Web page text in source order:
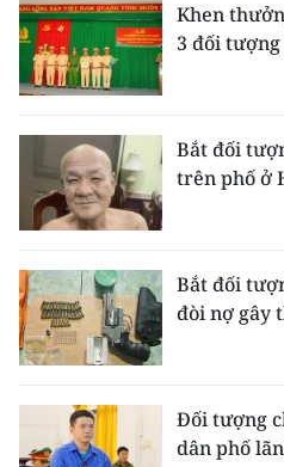
Bắc Trung Bộ
Duyên hải Nam Trung Bộ
Đông Nam Bộ
Đồng bằng sông Cửu Long
Chuyên trang Hà Nội
Chuyên trang TP. Hồ Chí
CÁC CHUYÊN TRANG
Khen
3 đối
Bắt đối
trên phố ở
Bắt đối
đòi nợ gây
Đối tượng
dân phố